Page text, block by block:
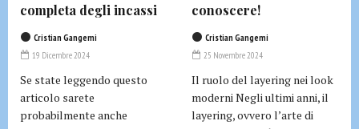
completa degli incassi
Cristian Gangemi
19 Dicembre 2024
Se state leggendo questo
articolo sarete
probabilmente anche
conoscere!
Cristian Gangemi
25 Novembre 2024
Il ruolo del layering nei look
moderni Negli ultimi anni, il
layering, ovvero l’arte di